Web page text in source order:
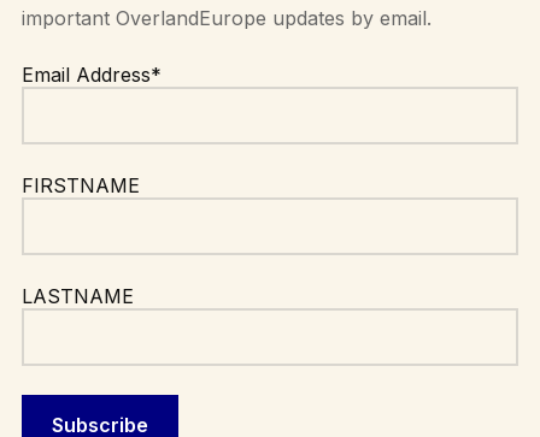
important OverlandEurope updates by email.
Email Address*
FIRSTNAME
LASTNAME